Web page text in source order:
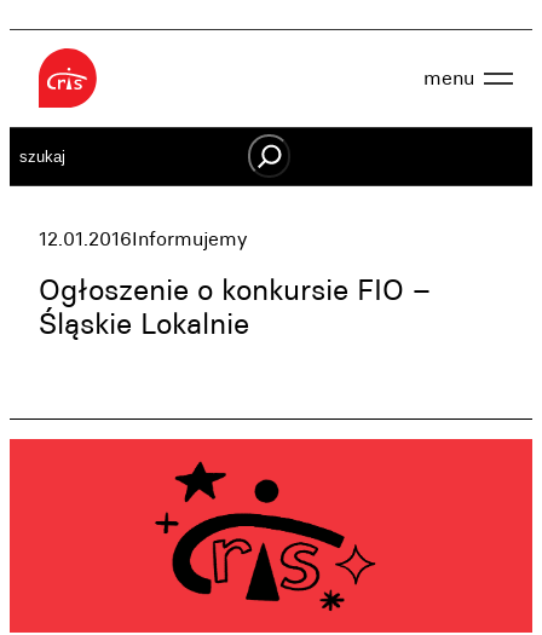
Przejdź
treści
menu
Aktualności
Wspieraj nas
OWES
Oferta
Szukaj
12.01.2016Informujemy
Ogłoszenie o konkursie FIO –
Śląskie Lokalnie